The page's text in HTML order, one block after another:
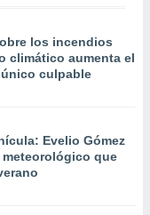
los incendios
climático aumenta el
culpable
Evelio Gómez
que